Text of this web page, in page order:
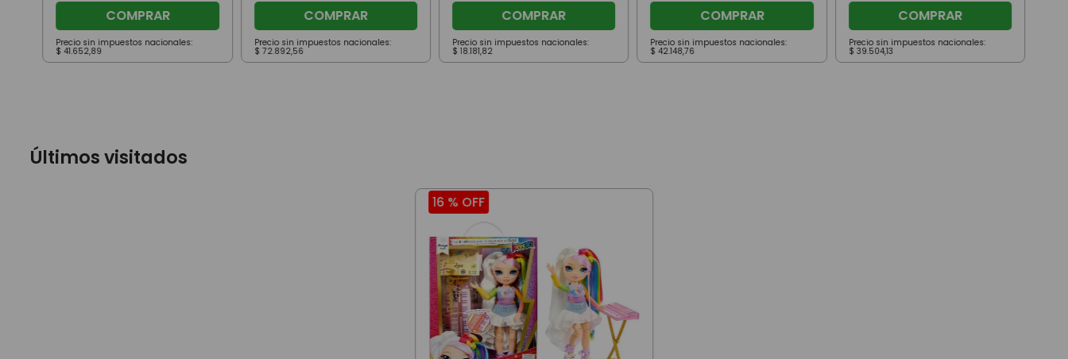
COMPRAR
Precio sin impuestos nacionales:
$ 41.652,89
COMPRAR
Precio sin impuestos nacionales:
$ 72.892,56
COMPRAR
Precio sin impuestos nacionales:
$ 18.181,82
COMPRAR
Precio sin impuestos nacionales:
$ 42.148,76
COMPRAR
Precio sin impuestos nacionales:
$ 39.504,13
Últimos visitados
16 %OFF